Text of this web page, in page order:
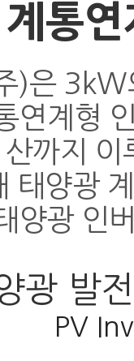
계통
)은
연계형
산까지 이
태양광
양광 인
광 발